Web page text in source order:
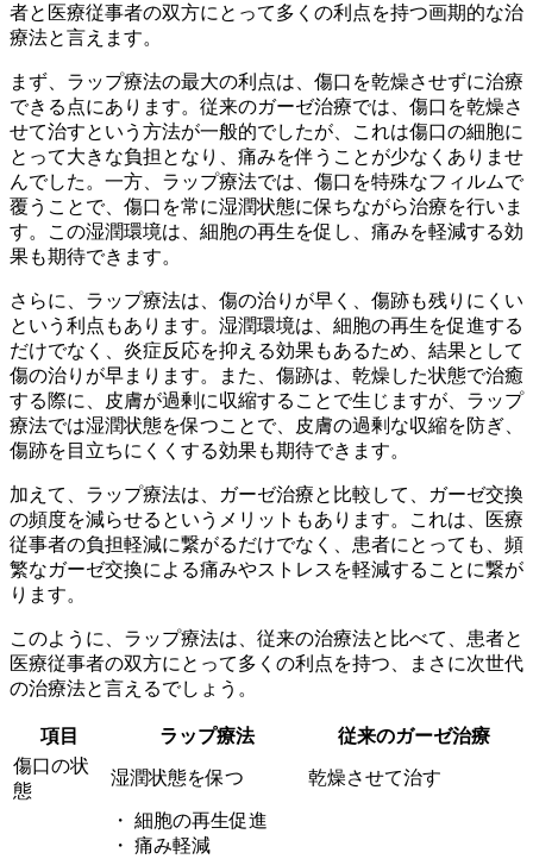
者と医療従事者の双方にとって多くの利点を持つ画期的な治
療法と言えます。
まず、ラップ療法の最大の利点は、 傷口を乾燥させずに治療
できる 点にあります。従来のガーゼ治療では、傷口を乾燥さ
せて治すという方法が一般的でしたが、これは傷口の細胞に
とって大きな負担となり、痛みを伴うことが少なくありませ
んでした。一方、ラップ療法では、傷口を特殊なフィルムで
覆うことで、 傷口を常に湿潤状態に保ちながら治療を行いま
す。この湿潤環境は、細胞の再生を促し、痛みを軽減する効
果も期待できます。
さらに、ラップ療法は、 傷の治りが早く、傷跡も残りにくい
という利点もあります。湿潤環境は、細胞の再生を促進する
だけでなく、炎症反応を抑える効果もあるため、結果として
傷の治りが早まります。また、傷跡は、乾燥した状態で治癒
する際に、皮膚が過剰に収縮することで生じますが、ラップ
療法では湿潤状態を保つことで、皮膚の過剰な収縮を防ぎ、
傷跡を目立ちにくくする効果も期待できます。
加えて、ラップ療法は、ガーゼ治療と比較して、
ガーゼ交換
の頻度を減らせる というメリットもあります。これは、医療
従事者の負担軽減に繋がるだけでなく、患者にとっても、頻
繁なガーゼ交換による痛みやストレスを軽減することに繋が
ります。
このように、ラップ療法は、従来の治療法と比べて、患者と
医療従事者の双方にとって多くの利点を持つ、まさに次世代
の治療法と言えるでしょう。
項目 ラップ療法
従来のガーゼ治療
傷口の状
態
湿潤状態を保つ 乾燥させて治す
・ 細胞の再生促進
・ 痛み軽減